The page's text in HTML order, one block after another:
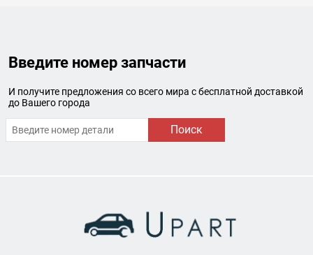
Введите номер запчасти
И получите предложения со всего мира с бесплатной доставкой
до Вашего города
Поиск